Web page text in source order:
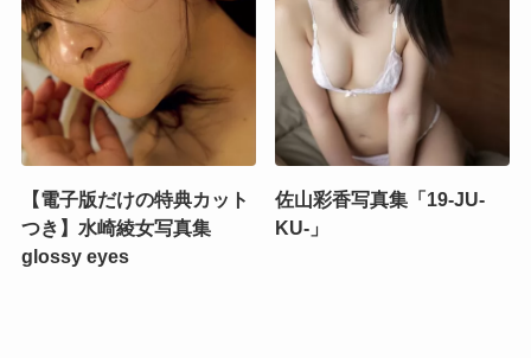
【電子版だけの特典カット
つき】水崎綾女写真集
glossy eyes
佐山彩香写真集「19-JU‐
KU-」